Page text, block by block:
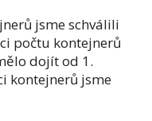
jsme schválili
počtu kontejnerů
dojít od 1.
kontejnerů jsme